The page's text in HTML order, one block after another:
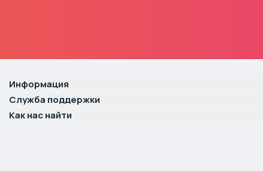
Информация
Служба поддержки
Как нас найти